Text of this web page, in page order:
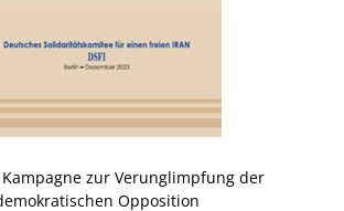
zur Verunglimpfung der
Opposition